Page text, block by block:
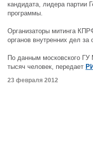
кандидата, лидера партии
программы.
Организаторы митинга
органов внутренних дел за
По данным московского
тысяч человек, передает
23 февраля 2012